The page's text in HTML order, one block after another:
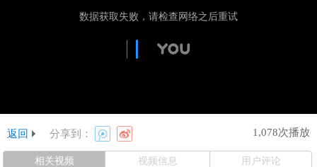
返回 分享到： 1,078次播放
相关视频 视频信息
用户评论